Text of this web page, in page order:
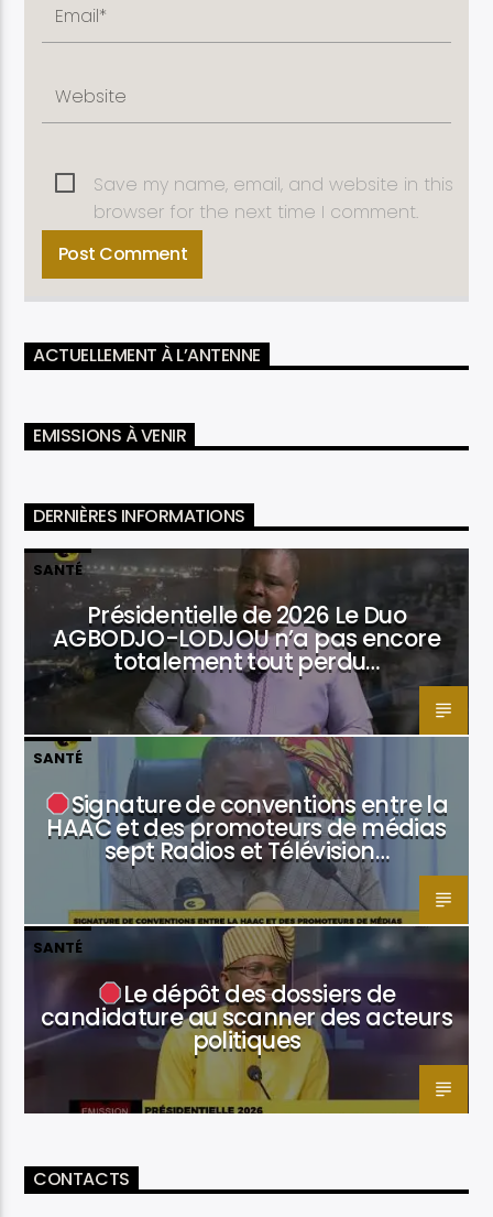
Save my name, email, and website in this
browser for the next time I comment.
ACTUELLEMENT À L’ANTENNE
EMISSIONS À VENIR
DERNIÈRES INFORMATIONS
SANTÉ
Présidentielle de 2026 Le Duo
AGBODJO-LODJOU n’a pas encore
totalement tout perdu…
SANTÉ
Signature de conventions entre la
HAAC et des promoteurs de médias
sept Radios et Télévision…
SANTÉ
Le dépôt des dossiers de
candidature au scanner des acteurs
politiques
CONTACTS